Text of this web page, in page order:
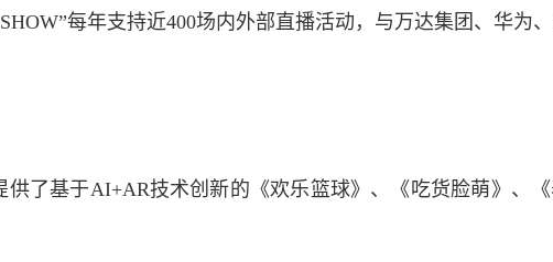
每年支持近400场内外部直播活动，与万达集团、华为
了基于AI+AR技术创新的《欢乐篮球》、《吃货脸萌》、